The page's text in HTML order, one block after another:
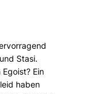
Stasi.
Ein
haben